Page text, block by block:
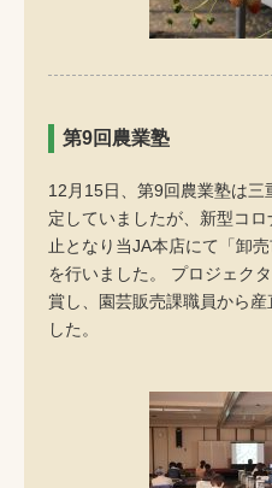
第9回農業塾
12月15日、第9回農業塾は
定していましたが、新型コ
止となり当JA本店にて「卸
を行いました。 プロジェク
賞し、園芸販売課職員から
した。